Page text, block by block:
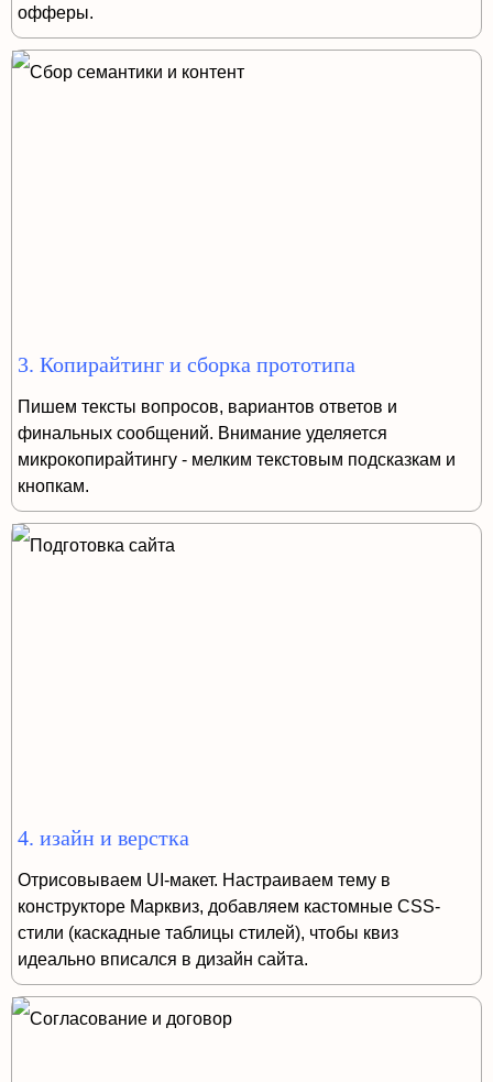
офферы.
3. Копирайтинг и сборка прототипа
Пишем тексты вопросов, вариантов ответов и
финальных сообщений. Внимание уделяется
микрокопирайтингу - мелким текстовым подсказкам и
кнопкам.
4. изайн и верстка
Отрисовываем UI-макет. Настраиваем тему в
конструкторе Марквиз, добавляем кастомные CSS-
стили (каскадные таблицы стилей), чтобы квиз
идеально вписался в дизайн сайта.